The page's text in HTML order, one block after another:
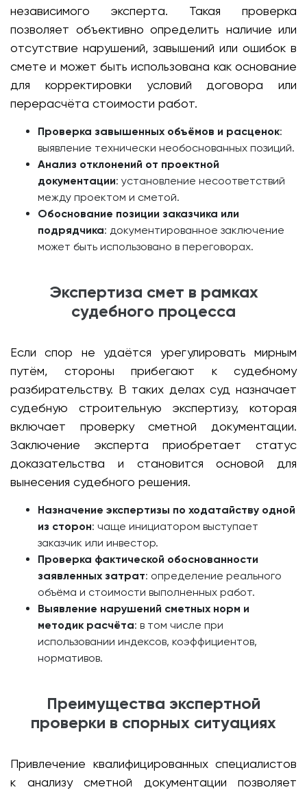
независимого эксперта. Такая проверка
позволяет объективно определить наличие или
отсутствие нарушений, завышений или ошибок в
смете и может быть использована как основание
для корректировки условий договора или
перерасчёта стоимости работ.
Проверка завышенных объёмов и расценок:
выявление технически необоснованных позиций.
Анализ отклонений от проектной
документации: установление несоответствий
между проектом и сметой.
Обоснование позиции заказчика или
подрядчика: документированное заключение
может быть использовано в переговорах.
Экспертиза смет в рамках
судебного процесса
Если спор не удаётся урегулировать мирным
путём, стороны прибегают к судебному
разбирательству. В таких делах суд назначает
судебную строительную экспертизу, которая
включает проверку сметной документации.
Заключение эксперта приобретает статус
доказательства и становится основой для
вынесения судебного решения.
Назначение экспертизы по ходатайству одной
из сторон: чаще инициатором выступает
заказчик или инвестор.
Проверка фактической обоснованности
заявленных затрат: определение реального
объёма и стоимости выполненных работ.
Выявление нарушений сметных норм и
методик расчёта: в том числе при
использовании индексов, коэффициентов,
нормативов.
Преимущества экспертной
проверки в спорных ситуациях
Привлечение квалифицированных специалистов
к анализу сметной документации позволяет